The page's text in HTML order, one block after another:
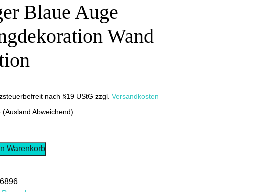
Blaue Auge
Wand
nach §19 UStG zzgl. Versandkosten
(Ausland Abweichend)
Warenkorb